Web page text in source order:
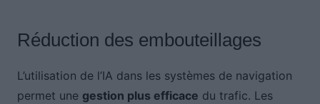
Réduction des embouteillages
L’utilisation de l’IA dans les systèmes de navigation
permet une gestion plus efficace du trafic. Les